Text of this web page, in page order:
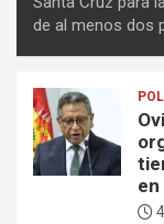
de al menos dos
en